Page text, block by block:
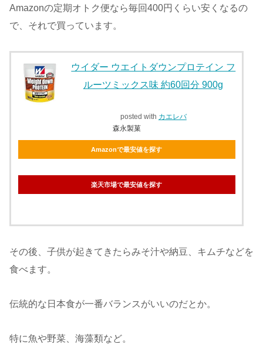
Amazonの定期オトク便なら毎回400円くらい安くなるの
で、それで買っています。
ウイダー ウエイトダウンプロテイン フ
ルーツミックス味 約60回分 900g
posted with カエレバ
森永製菓
Amazonで最安値を探す
楽天市場で最安値を探す
その後、子供が起きてきたらみそ汁や納豆、キムチなどを
食べます。
伝統的な日本食が一番バランスがいいのだとか。
特に魚や野菜、海藻類など。